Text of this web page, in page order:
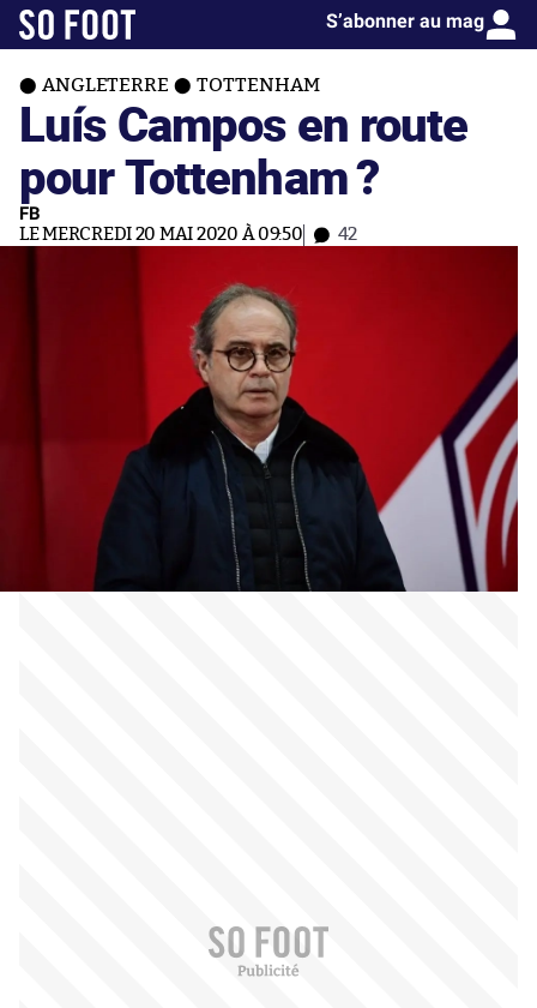
S’abonner au mag
ANGLETERRE TOTTENHAM
Luís Campos en route
pour Tottenham ?
FB
LE MERCREDI 20 MAI 2020 À 09:50 42